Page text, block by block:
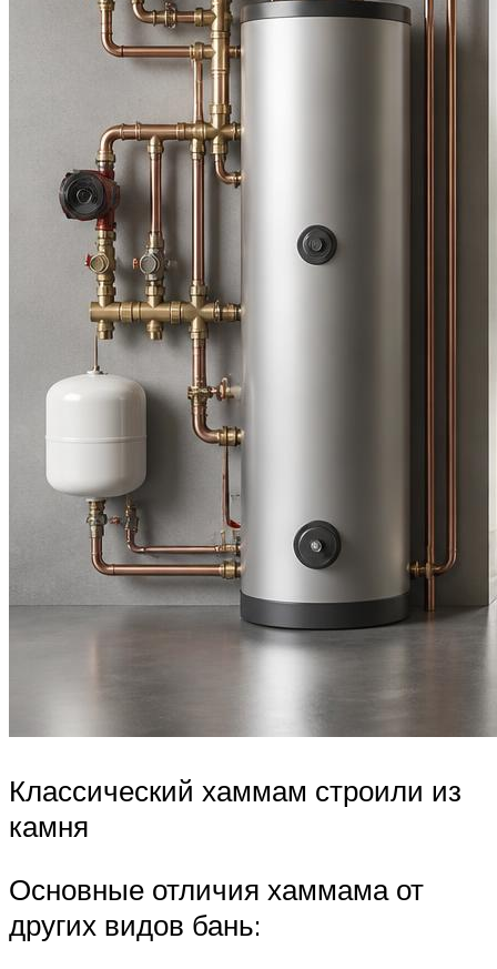
Классический хаммам строили из
камня
Основные отличия хаммама от
других видов бань: